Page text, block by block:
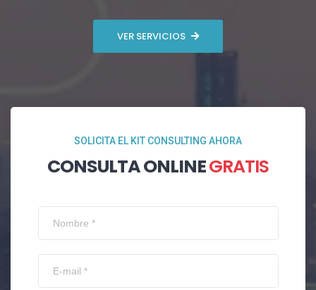
VER SERVICIOS
SOLICITA EL KIT CONSULTING AHORA
CONSULTA ONLINEGRATIS